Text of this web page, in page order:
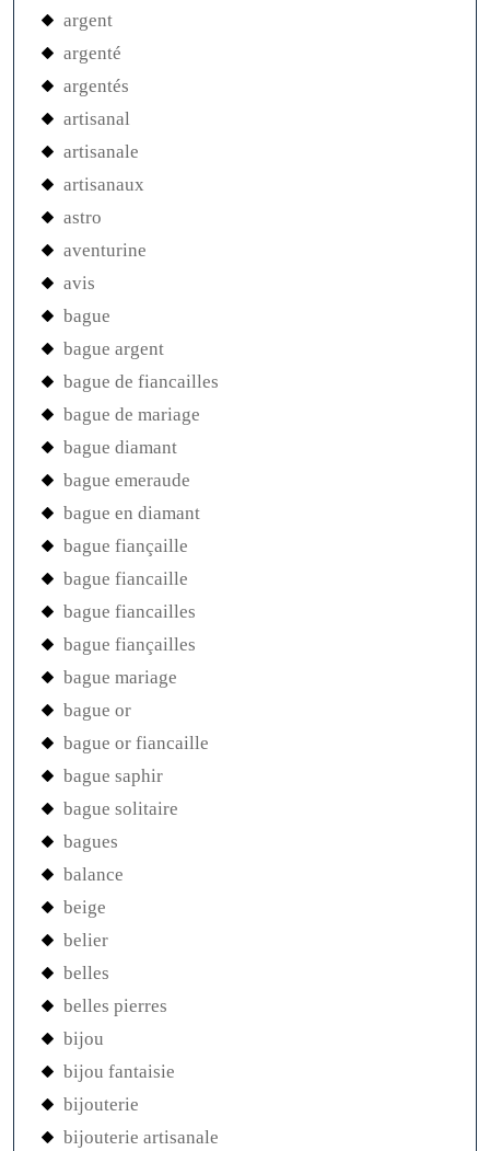
argent
argenté
argentés
artisanal
artisanale
artisanaux
astro
aventurine
avis
bague
bague argent
bague de fiancailles
bague de mariage
bague diamant
bague emeraude
bague en diamant
bague fiançaille
bague fiancaille
bague fiancailles
bague fiançailles
bague mariage
bague or
bague or fiancaille
bague saphir
bague solitaire
bagues
balance
beige
belier
belles
belles pierres
bijou
bijou fantaisie
bijouterie
bijouterie artisanale